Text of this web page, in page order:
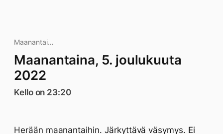
Maanantai…
Maanantaina, 5. joulukuuta
2022
Kello on 23:20
Herään maanantaihin. Järkyttävä väsymys. Ei